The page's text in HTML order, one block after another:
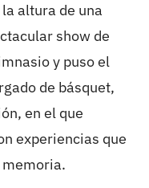
altura de una
show de
y puso el
de básquet,
en el que
experiencias que
memoria.